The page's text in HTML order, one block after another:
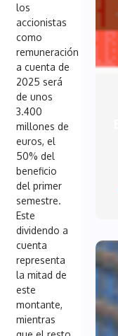
los
accionistas
como
remuneración
a cuenta de
2025 será
de unos
3.400
millones de
euros, el
50% del
beneficio
del primer
semestre.
Este
dividendo a
cuenta
representa
la mitad de
este
montante,
mientras